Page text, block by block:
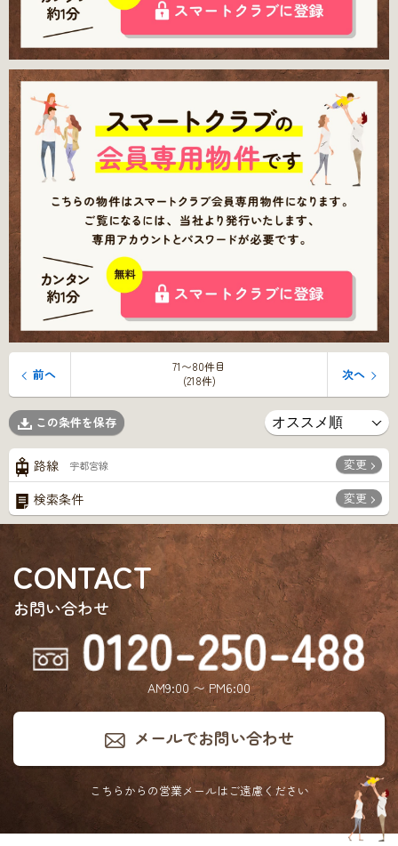
71〜80件目
(218件)
前へ 次へ
この条件を保存
路線 宇都宮線 変更
検索条件 変更
CONTACT
お問い合わせ
AM9:00 〜 PM6:00
メールでお問い合わせ
こちらからの営業メールはご遠慮ください